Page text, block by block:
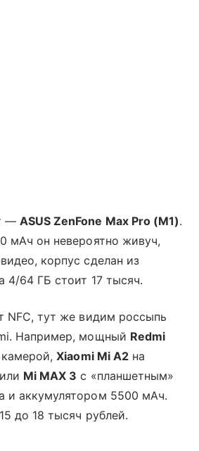
— ASUS ZenFone Max Pro (M1).
мАч он невероятно живуч,
корпус сделан из
4/64 ГБ стоит 17 тысяч.
NFC, тут же видим россыпь
Например, мощный Redmi
камерой,Xiaomi Mi A2на
Mi MAX 3 с «планшетным»
и аккумулятором 5500 мАч.
до 18 тысяч рублей.